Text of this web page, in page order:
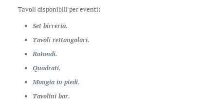
Tavoli disponibili per eventi:
Set birreria.
Tavoli rettangolari.
Rotondi.
Quadrati.
Mangia in piedi.
Tavolini bar.